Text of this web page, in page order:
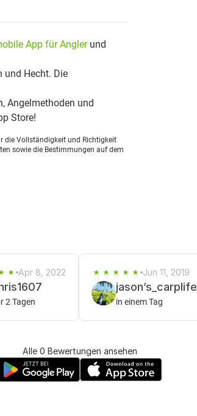
App für Anglerund
und Hecht. Die
Angelmethoden und
Store!
die Vollständigkeit und Richtigkeit
sowie die Bestimmungen auf dem
Apr 8, 2022
2 Tagen
Jun 11, 2019
jason’s_carplife
in einem Tag
Alle 0 Bewertungen ansehen